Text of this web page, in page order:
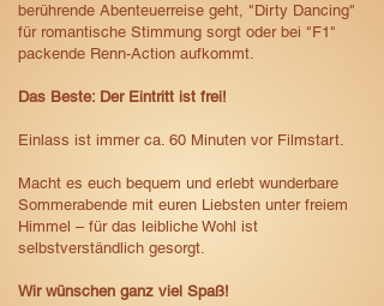
berührende Abenteuerreise geht, "Dirty Dancing"
für romantische Stimmung sorgt oder bei "F1"
packende Renn-Action aufkommt.
​Das Beste: Der Eintritt ist frei!
Einlass ist immer ca. 60 Minuten vor Filmstart.
Macht es euch bequem und erlebt wunderbare
Sommerabende mit euren Liebsten unter freiem
Himmel – für das leibliche Wohl ist
selbstverständlich gesorgt.
Wir wünschen ganz viel Spaß!